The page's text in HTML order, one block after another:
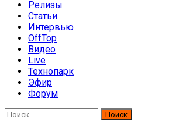
Релизы
Статьи
Интервью
OffTop
Видео
Live
Технопарк
Эфир
Форум
Найти: